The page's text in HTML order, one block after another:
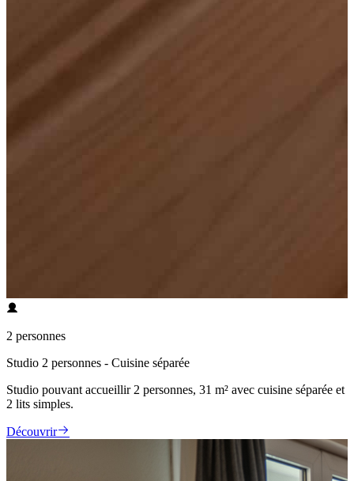
2 personnes
Studio 2 personnes - Cuisine séparée
Studio pouvant accueillir 2 personnes, 31 m² avec cuisine séparée et
2 lits simples.
Découvrir